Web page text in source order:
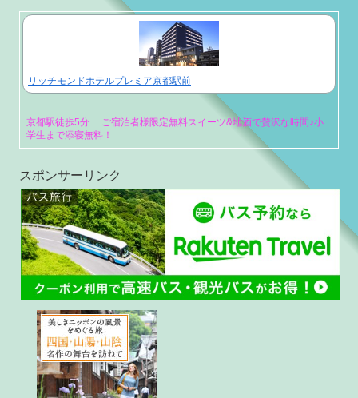
リッチモンドホテルプレミア京都駅前
京都駅徒歩5分 ご宿泊者様限定無料スイーツ&地酒で贅沢な時間♪小
学生まで添寝無料！
スポンサーリンク